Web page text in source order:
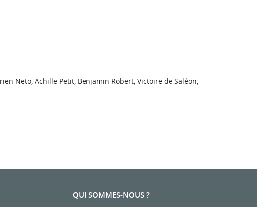
Neto, Achille Petit, Benjamin Robert, Victoire de Saléon,
QUI SOMMES-NOUS ?